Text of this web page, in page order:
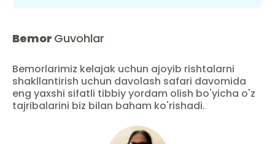
Bemor Guvohlar
Bemorlarimiz kelajak uchun ajoyib rishtalarni
shakllantirish uchun davolash safari davomida
eng yaxshi sifatli tibbiy yordam olish bo'yicha o'z
tajribalarini biz bilan baham ko'rishadi.